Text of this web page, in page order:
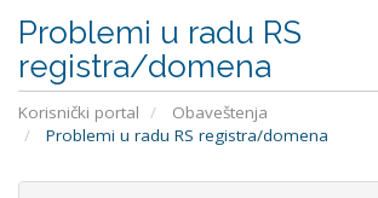
Problemi u radu RS
registra/domena
Korisnički portal
Obaveštenja
Problemi u radu RS registra/domena